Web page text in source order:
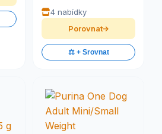
4 nabídky
Porovnat
⚖️ + Srovnat